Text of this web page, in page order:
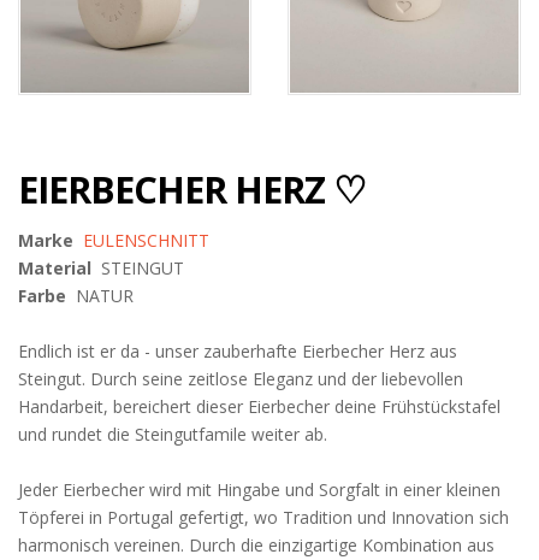
EIERBECHER HERZ ♡
Marke EULENSCHNITT
Material STEINGUT
Farbe NATUR
Endlich ist er da - unser zauberhafte Eierbecher Herz aus
Steingut. Durch seine zeitlose Eleganz und der liebevollen
Handarbeit, bereichert dieser Eierbecher deine Frühstückstafel
und rundet die Steingutfamile weiter ab.
Jeder Eierbecher wird mit Hingabe und Sorgfalt in einer kleinen
Töpferei in Portugal gefertigt, wo Tradition und Innovation sich
harmonisch vereinen. Durch die einzigartige Kombination aus